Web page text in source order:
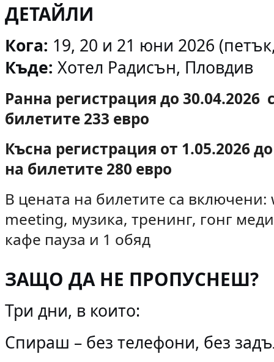
ДЕТАЙЛИ
Кога: 19, 20 и 21 юни 2026
Къде: Хотел Радисън, Пловдив
Ранна регистрация до 30.04.2026
билетите 233 евро
Късна регистрация от 1.05.2026
на билетите 280 евро
В цената на билетите са
meeting, музика, тренинг, гонг
кафе пауза и 1 обяд
ЗАЩО ДА НЕ ПРОПУСНЕШ?
Три дни, в които:
Спираш – без телефони, без